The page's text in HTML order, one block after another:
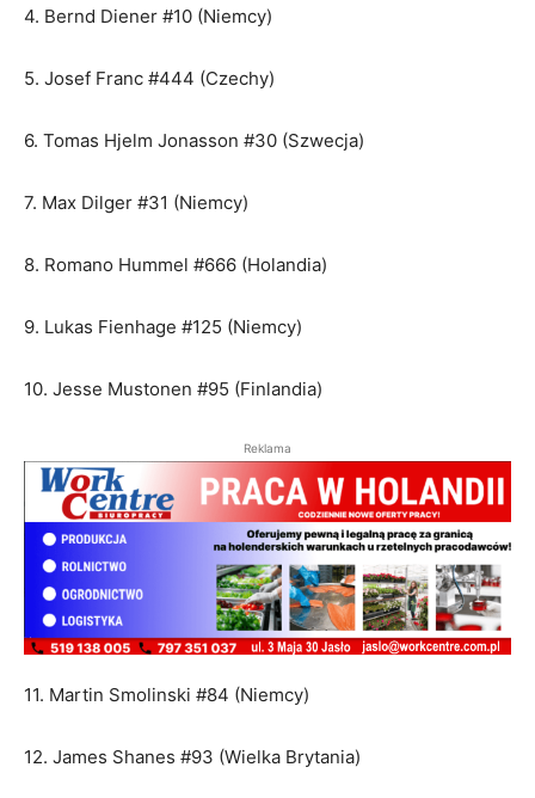
4. Bernd Diener #10 (Niemcy)
5. Josef Franc #444 (Czechy)
6. Tomas Hjelm Jonasson #30 (Szwecja)
7. Max Dilger #31 (Niemcy)
8. Romano Hummel #666 (Holandia)
9. Lukas Fienhage #125 (Niemcy)
10. Jesse Mustonen #95 (Finlandia)
Reklama
11. Martin Smolinski #84 (Niemcy)
12. James Shanes #93 (Wielka Brytania)